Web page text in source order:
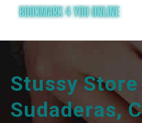
Stussy Store
Sudaderas,